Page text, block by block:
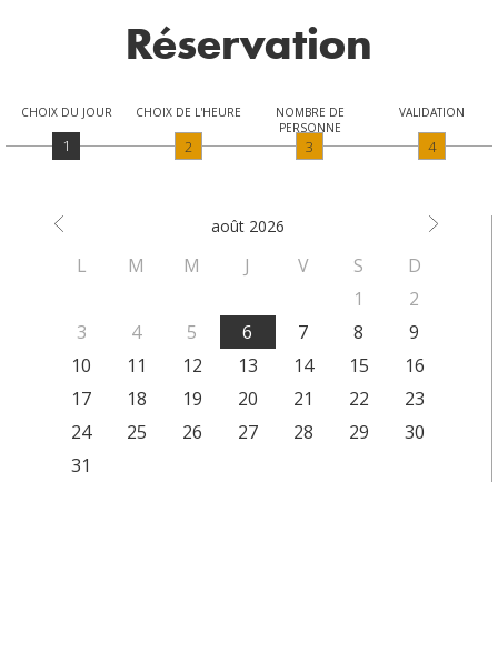
Réservation
CHOIX DU JOUR
1
CHOIX DE L'HEURE
2
NOMBRE DE
PERSONNE
3
VALIDATION
4
août 2026
L M M J V S
D
1
2
3
4 5 6 7 8
9
10
11 12 13 14 15
16
17
18 19 20 21 22
23
24
25 26 27 28 29
30
31